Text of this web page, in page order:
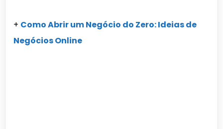
+ Como Abrir um Negócio do Zero: Ideias de
Negócios Online